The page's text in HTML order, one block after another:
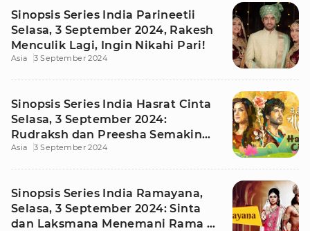
Sinopsis Series India Parineetii
Selasa, 3 September 2024, Rakesh
Menculik Lagi, Ingin Nikahi Pari!
Asia 3 September 2024
Sinopsis Series India Hasrat Cinta
Selasa, 3 September 2024:
Rudraksh dan Preesha Semakin
Dekat
Asia 3 September 2024
Sinopsis Series India Ramayana,
Selasa, 3 September 2024: Sinta
dan Laksmana Menemani Rama ke